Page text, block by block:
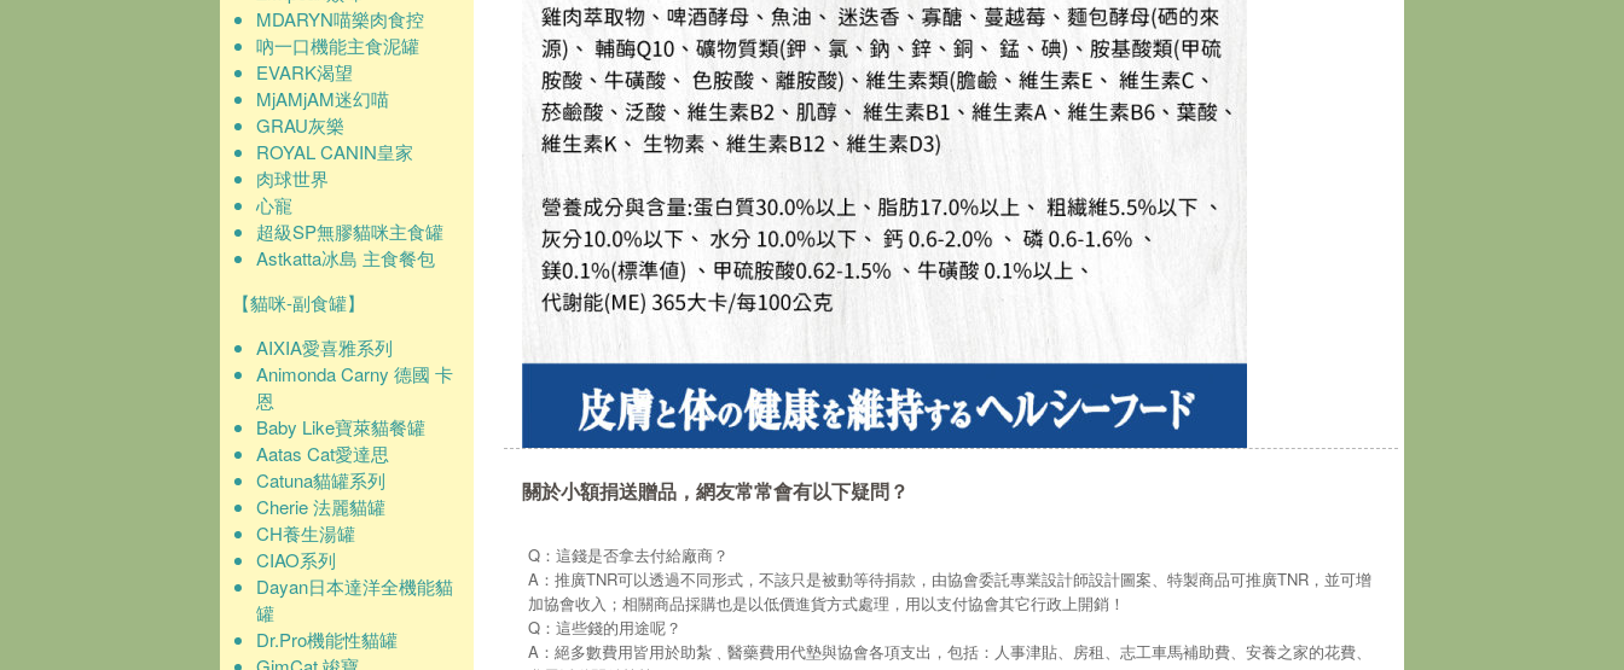
MDARYN喵樂肉食控
吶一口機能主食泥罐
EVARK渴望
MjAMjAM迷幻喵
GRAU灰樂
ROYAL CANIN皇家
肉球世界
心寵
超級SP無膠貓咪主食罐
Astkatta冰島 主食餐包
【貓咪-副食罐】
AIXIA愛喜雅系列
Animonda Carny 德國 卡
恩
Baby Like寶萊貓餐罐
Aatas Cat愛達思
Catuna貓罐系列
Cherie 法麗貓罐
CH養生湯罐
CIAO系列
Dayan日本達洋全機能貓
罐
Dr.Pro機能性貓罐
關於小額捐送贈品，網友常常會有以下疑問？
Q：這錢是否拿去付給廠商？
A：推廣TNR可以透過不同形式，不該只是被動等待捐款，由協會委託專業設計師設計圖案、特製商品可推廣TNR，並可增
加協會收入；相關商品採購也是以低價進貨方式處理，用以支付協會其它行政上開銷！
Q：這些錢的用途呢？
A：絕多數費用皆用於助紮﹑醫藥費用代墊與協會各項支出，包括：人事津貼、房租、志工車馬補助費、安養之家的花費、